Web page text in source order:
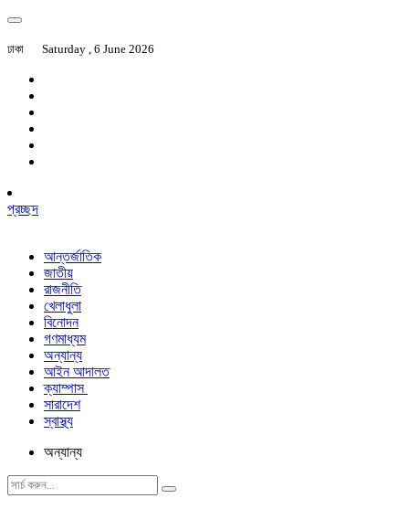
ঢাকা Saturday , 6 June 2026
প্রচ্ছদ
আন্তর্জাতিক
জাতীয়
রাজনীতি
খেলাধুলা
বিনোদন
গণমাধ্যম
অন্যান্য
আইন আদালত
ক্যাম্পাস
সারাদেশ
স্বাস্থ্য
অন্যান্য